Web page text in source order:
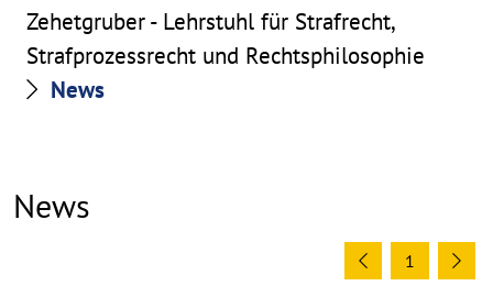
Zehetgruber - Lehrstuhl für Strafrecht,
Strafprozessrecht und Rechtsphilosophie
News
News
Previous
1